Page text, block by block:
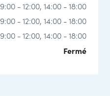
9:00 - 12:00, 14:00 - 18:00
9:00 - 12:00, 14:00 - 18:00
9:00 - 12:00, 14:00 - 18:00
Fermé